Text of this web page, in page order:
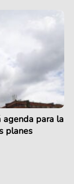
para la
planes